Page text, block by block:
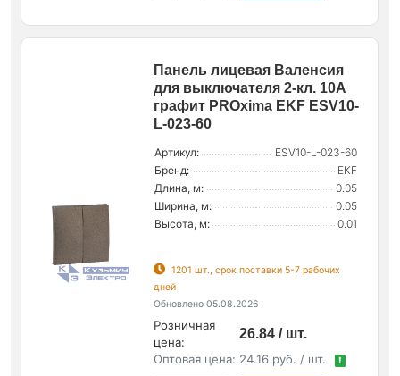
Панель лицевая Валенсия
для выключателя 2-кл. 10А
графит PROxima EKF ESV10-
L-023-60
Артикул:
ESV10-L-023-60
Бренд:
EKF
Длина, м:
0.05
Ширина, м:
0.05
Высота, м:
0.01
1201 шт., срок поставки 5-7 рабочих
дней
Обновлено 05.08.2026
Розничная
цена:
26.84 / шт.
Оптовая цена: 24.16 руб. / шт. !